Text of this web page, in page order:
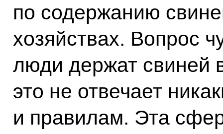
по содержанию
хозяйствах. Вопрос
люди держат свиней
это не отвечает
и правилам. Эта